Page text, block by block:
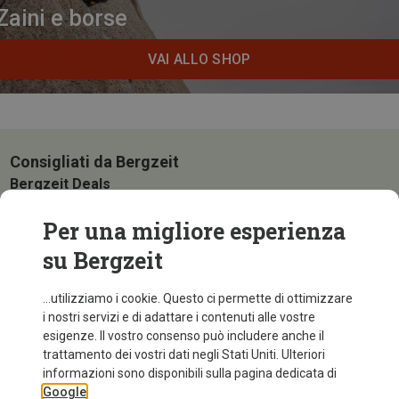
e borse
VAI ALLO SHOP
Consigliati da Bergzeit
Bergzeit Deals
Per una migliore esperienza
su Bergzeit
...utilizziamo i cookie. Questo ci permette di ottimizzare
i nostri servizi e di adattare i contenuti alle vostre
esigenze. Il vostro consenso può includere anche il
trattamento dei vostri dati negli Stati Uniti. Ulteriori
informazioni sono disponibili sulla pagina dedicata di
Google